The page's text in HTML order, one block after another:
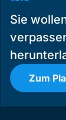
Sie
Zum